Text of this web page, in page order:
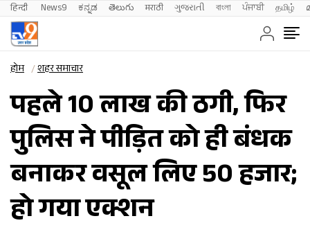
हिन्दी News9 ಕನ್ನಡ తెలుగు मराठी ગુજરાતી বাংলা ਪੰਜਾਬੀ தமிழ்
होम शहर समाचार
पहले 10 लाख की ठगी, फिर
पुलिस ने पीड़ित को ही बंधक
बनाकर वसूल लिए 50 हजार;
हो गया एक्शन